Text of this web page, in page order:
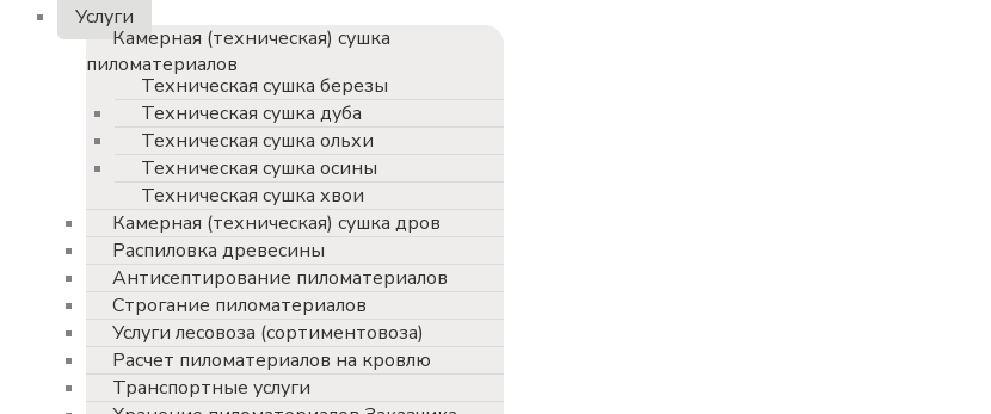
Услуги
Камерная (техническая) сушка
пиломатериалов
Техническая сушка березы
Техническая сушка дуба
Техническая сушка ольхи
Техническая сушка осины
Техническая сушка хвои
Камерная (техническая) сушка дров
Распиловка древесины
Антисептирование пиломатериалов
Строгание пиломатериалов
Услуги лесовоза (сортиментовоза)
Расчет пиломатериалов на кровлю
Транспортные услуги